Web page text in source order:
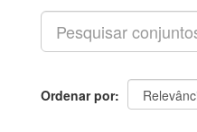
Ordenar por